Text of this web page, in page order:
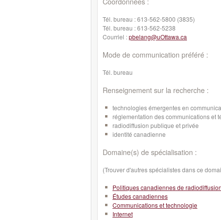
Tél. bureau :613-562-5800 (3835)
Tél. bureau :613-562-5238
Courriel :pbelang@uOttawa.ca
Mode de communication préféré :
Tél. bureau
Renseignement sur la recherche :
technologies émergentes en
réglementation des communications et
radiodiffusion publique et privée
identité canadienne
Domaine(s) de spécialisation :
(Trouver d'autres spécialistes dans ce
Politiques canadiennes de
Études canadiennes
Communications et technologie
Internet